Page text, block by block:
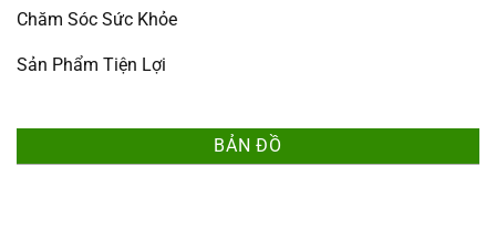
Chăm Sóc Sức Khỏe
Sản Phẩm Tiện Lợi
BẢN ĐỒ